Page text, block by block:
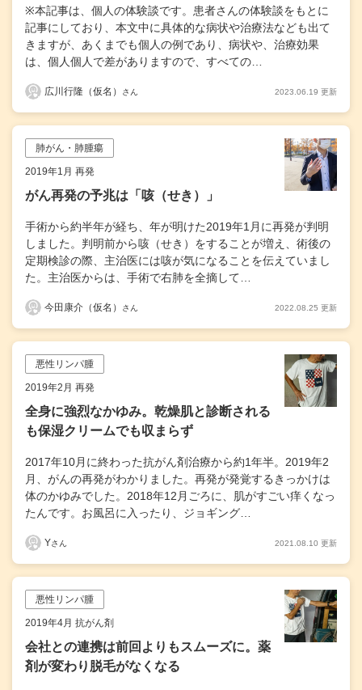
※本記事は、個人の体験談です。患者さんの体験談をもとに
記事にしており、本文中に具体的な病状や治療法なども出て
きますが、あくまでも個人の例であり、病状や、治療効果
は、個人個人で差がありますので、すべての…
広川行隆（仮名） さん 2023.06.19 更新
肺がん・肺腫瘍
2019年1月 再発
がん再発の予兆は「咳（せき）」
手術から約半年が経ち、年が明けた2019年1月に再発が判明
しました。判明前から咳（せき）をすることが増え、術後の
定期検診の際、主治医には咳が気になることを伝えていまし
た。主治医からは、手術で右肺を全摘して…
今田康介（仮名） さん 2022.08.25 更新
悪性リンパ腫
2019年2月 再発
全身に強烈なかゆみ。乾燥肌と診断される
も保湿クリームでも収まらず
2017年10月に終わった抗がん剤治療から約1年半。2019年2
月、がんの再発がわかりました。再発が発覚するきっかけは
体のかゆみでした。2018年12月ごろに、肌がすごい痒くなっ
たんです。お風呂に入ったり、ジョギング…
Yさん 2021.08.10 更新
悪性リンパ腫
2019年4月 抗がん剤
会社との連携は前回よりもスムーズに。薬
剤が変わり脱毛がなくなる